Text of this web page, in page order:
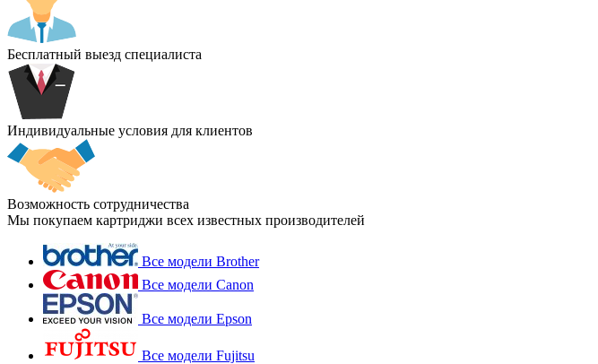
Бесплатный выезд специалиста
Индивидуальные условия для клиентов
Возможность сотрудничества
Мы покупаем картриджи всех известных производителей
Все модели Brother
Все модели Canon
Все модели Epson
Все модели Fujitsu